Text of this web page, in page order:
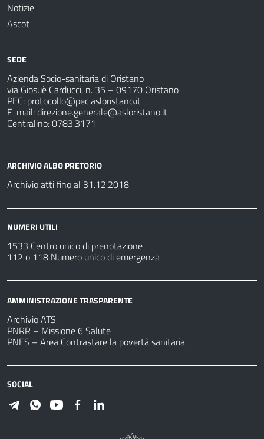
Notizie
Ascot
SEDE
Azienda Socio-sanitaria di Oristano
via Giosuè Carducci, n. 35 – 09170 Oristano
PEC: protocollo@pec.asloristano.it
E-mail:direzione.generale@asloristano.it
Centralino: 0783.3171
ARCHIVIO ALBO PRETORIO
Archivio atti fino al 31.12.2018
NUMERI UTILI
1533 Centro unico di prenotazione
112 o 118 Numero unico di emergenza
AMMINISTRAZIONE TRASPARENTE
Archivio ATS
PNRR – Missione 6 Salute
PNES – Area Contrastare la povertà sanitaria
SOCIAL